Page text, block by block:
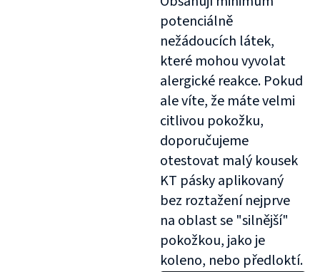
potenciálně
nežádoucích látek,
které mohou vyvolat
alergické reakce. Pokud
ale víte, že máte velmi
citlivou pokožku,
doporučujeme
otestovat malý kousek
KT pásky aplikovaný
bez roztažení nejprve
na oblast se "silnější"
pokožkou, jako je
koleno, nebo předloktí.